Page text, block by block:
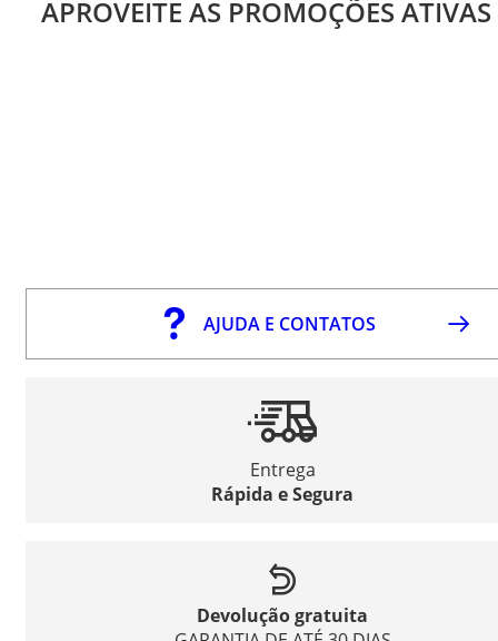
APROVEITE AS PROMOÇÕES ATIVAS
AJUDA E CONTATOS
Entrega
Rápida e Segura
Devolução gratuita